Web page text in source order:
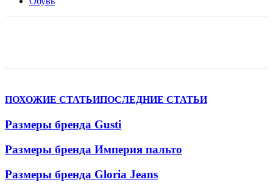
ПОХОЖИЕ СТАТЬИПОСЛЕДНИЕ СТАТЬИ
Размеры бренда Gusti
Размеры бренда Империя пальто
Размеры бренда Gloria Jeans